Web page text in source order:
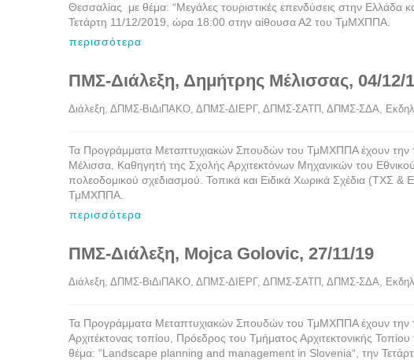
Θεσσαλίας με θέμα: “Μεγάλες τουριστικές επενδύσεις στην Ελλάδα
Τετάρτη 11/12/2019, ώρα 18:00 στην αίθουσα Α2 του ΤμΜΧΠΠΑ.
περισσότερα
ΠΜΣ-Διάλεξη, Δημήτρης Μέλισσας, 04/12/
Διάλεξη, ΔΠΜΣ-ΒιΔιΠΑΚΟ, ΔΠΜΣ-ΔΙΕΡΓ, ΔΠΜΣ-ΣΑΤΠ , ΔΠΜΣ-ΣΔΑ,
Τα Προγράμματα Μεταπτυχιακών Σπουδών του ΤμΜΧΠΠΑ έχουν την
Μέλισσα, Καθηγητή της Σχολής Αρχιτεκτόνων Μηχανικών του
πολεοδομικού σχεδιασμού. Τοπικά και Ειδικά Χωρικά Σχέδια (ΤΧΣ
ΤμΜΧΠΠΑ.
περισσότερα
ΠΜΣ-Διάλεξη, Mojca Golovic, 27/11/19
Διάλεξη, ΔΠΜΣ-ΒιΔιΠΑΚΟ, ΔΠΜΣ-ΔΙΕΡΓ, ΔΠΜΣ-ΣΑΤΠ , ΔΠΜΣ-ΣΔΑ,
Τα Προγράμματα Μεταπτυχιακών Σπουδών του ΤμΜΧΠΠΑ έχουν την
Αρχιτέκτονας τοπίου, Πρόεδρος του Τμήματος Αρχιτεκτονικής
θέμα: “Landscape planning and management in Slovenia“, την